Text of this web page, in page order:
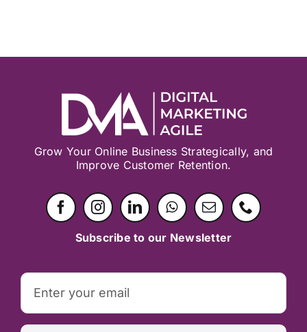
Grow Your Online Business Strategically, and
Improve Customer Retention.
Subscribe to our Newsletter